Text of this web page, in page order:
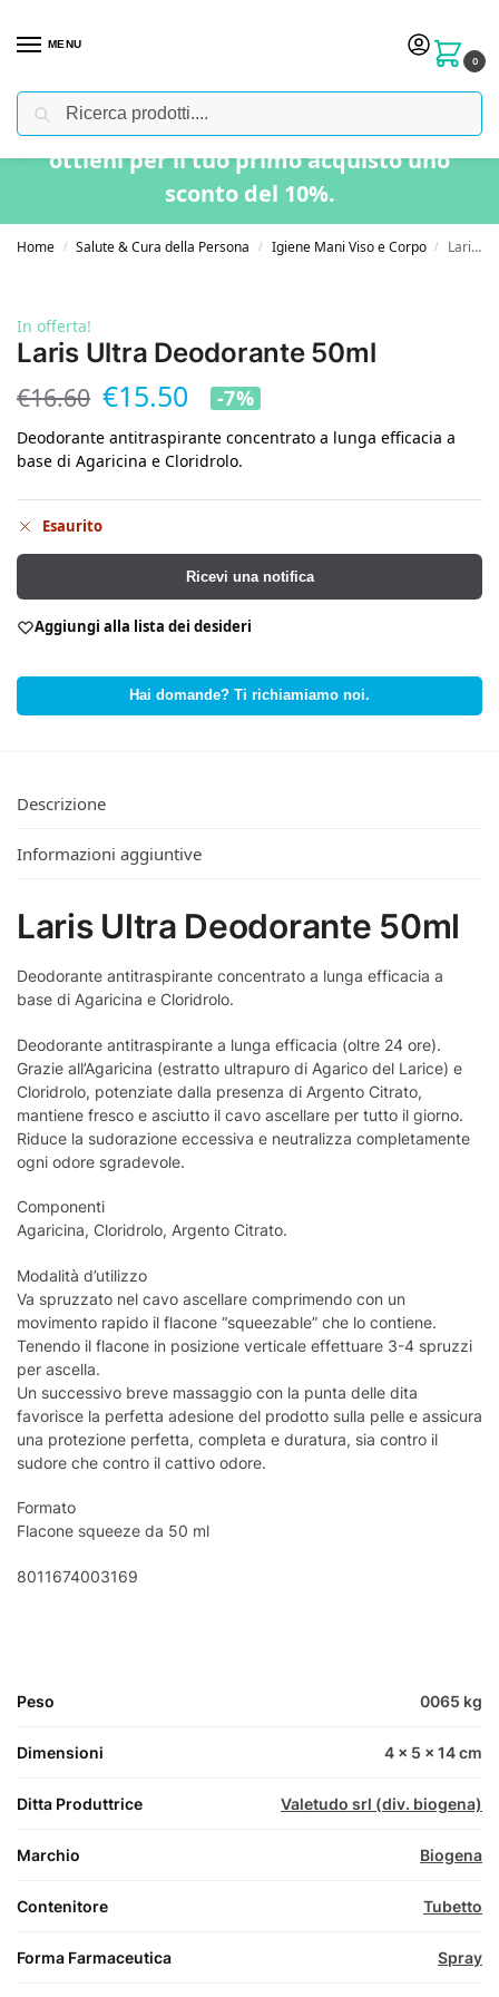
MENU
0
Usa il codice “BENVENUTO” nel carrello e
ottieni per il tuo primo acquisto uno
sconto del 10%.
Home / Salute & Cura della Persona / Igiene Mani Viso e Corpo / Laris Ultra Deodorante 50ml
In offerta!
Laris Ultra Deodorante 50ml
€16.60 €15.50 -7%
Deodorante antitraspirante concentrato a lunga efficacia a
base di Agaricina e Cloridrolo.
Esaurito
Ricevi una notifica
Aggiungi alla lista dei desideri
Hai domande? Ti richiamiamo noi.
Descrizione
Informazioni aggiuntive
Laris Ultra Deodorante 50ml
Deodorante antitraspirante concentrato a lunga efficacia a
base di Agaricina e Cloridrolo.
Deodorante antitraspirante a lunga efficacia (oltre 24 ore).
Grazie all’Agaricina (estratto ultrapuro di Agarico del Larice) e
Cloridrolo, potenziate dalla presenza di Argento Citrato,
mantiene fresco e asciutto il cavo ascellare per tutto il giorno.
Riduce la sudorazione eccessiva e neutralizza completamente
ogni odore sgradevole.
Componenti
Agaricina, Cloridrolo, Argento Citrato.
Modalità d’utilizzo
Va spruzzato nel cavo ascellare comprimendo con un
movimento rapido il flacone “squeezable” che lo contiene.
Tenendo il flacone in posizione verticale effettuare 3-4 spruzzi
per ascella.
Un successivo breve massaggio con la punta delle dita
favorisce la perfetta adesione del prodotto sulla pelle e assicura
una protezione perfetta, completa e duratura, sia contro il
sudore che contro il cattivo odore.
Formato
Flacone squeeze da 50 ml
8011674003169
Peso 0065 kg
Dimensioni 4 × 5 × 14 cm
Ditta Produttrice Valetudo srl (div. biogena)
Marchio Biogena
Contenitore Tubetto
Forma Farmaceutica Spray